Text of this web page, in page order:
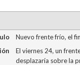
Nuevo frente frío, el
El viernes 24, un
desplazaría sobre la